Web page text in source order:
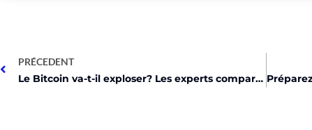
PRÉCEDENT
Le Bitcoin va-t-il exploser? Les experts comparent!